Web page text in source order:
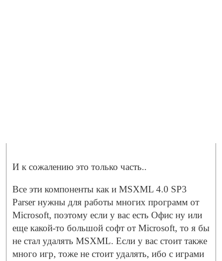
И к сожалению это только часть..
Все эти компоненты как и MSXML 4.0 SP3
Parser нужны для работы многих программ от
Microsoft, поэтому если у вас есть Офис ну или
еще какой-то большой софт от Microsoft, то я бы
не стал удалять MSXML. Если у вас стоит также
много игр, тоже не стоит удалять, ибо с играми